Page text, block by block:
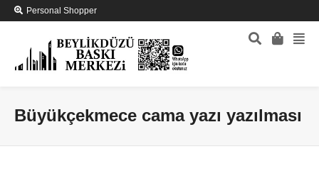
Personal Shopper
Büyükçekmece cama yazı yazılması